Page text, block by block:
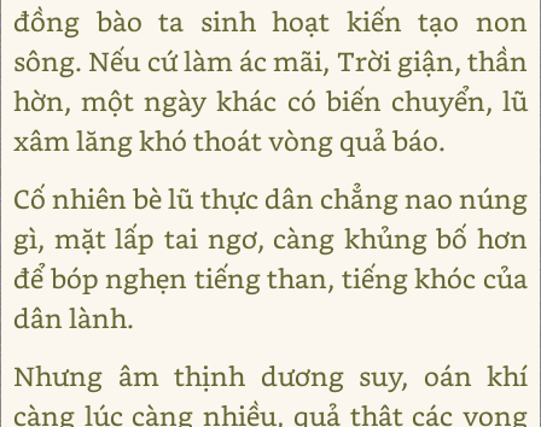
đồng bào ta sinh hoạt kiến tạo non
sông. Nếu cứ làm ác mãi, Trời giận, thần
hờn, một ngày khác có biến chuyển, lũ
xâm lăng khó thoát vòng quả báo.
Cố nhiên bè lũ thực dân chẳng nao núng
gì, mặt lấp tai ngơ, càng khủng bố hơn
để bóp nghẹn tiếng than, tiếng khóc của
dân lành.
Nhưng âm thịnh dương suy, oán khí
càng lúc càng nhiều, quả thật các vong